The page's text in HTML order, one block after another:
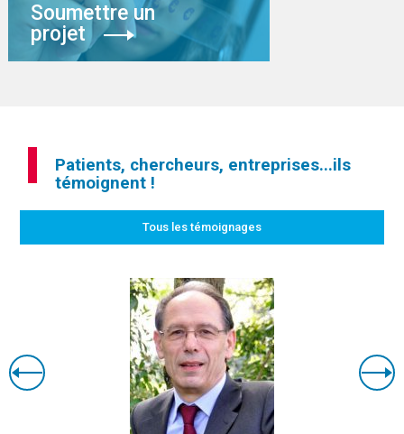
Soumettre un
projet
Patients, chercheurs, entreprises...ils
témoignent !
Tous les témoignages